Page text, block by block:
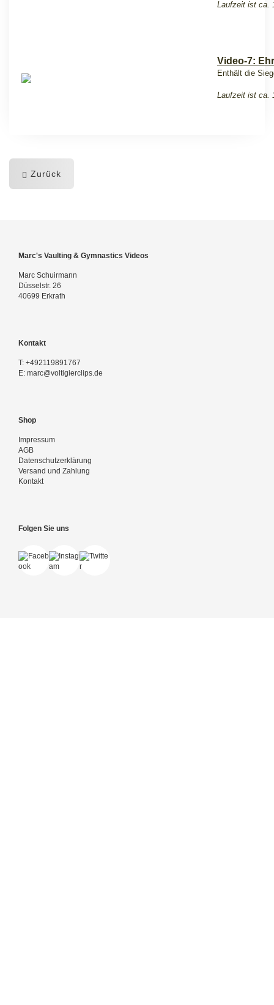
Laufzeit ist ca.
Video-7:
Enthält die
Laufzeit ist ca.
Zurück
Marc's Vaulting & Gymnastics Videos
Marc Schuirmann
Düsselstr. 26
40699 Erkrath
Kontakt
T: +492119891767
E: marc@voltigierclips.de
Shop
Impressum
AGB
Datenschutzerklärung
Versand und Zahlung
Kontakt
Folgen Sie uns